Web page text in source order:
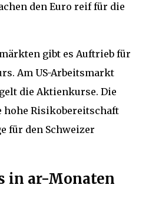
den Euro reif für die
gibt es Auftrieb für
Am US-Arbeitsmarkt
die Aktienkurse. Die
hohe Risikobereitschaft
für den Schweizer
in ar-Monaten